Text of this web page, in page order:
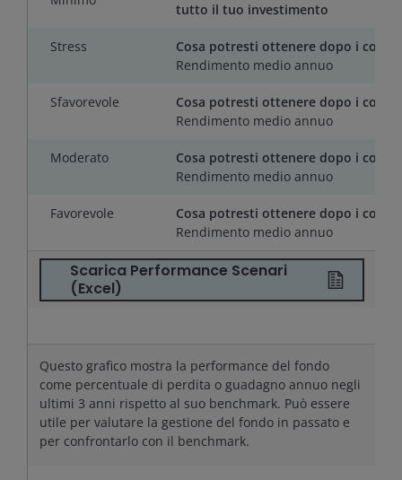
tutto il tuo investimento
Stress
Cosa potresti ottenere dopo i costi
Rendimento medio annuo
Sfavorevole
Cosa potresti ottenere dopo i costi
Rendimento medio annuo
Moderato
Cosa potresti ottenere dopo i costi
Rendimento medio annuo
Favorevole
Cosa potresti ottenere dopo i costi
Rendimento medio annuo
Scarica Performance Scenari
(Excel)
Questo grafico mostra la performance del fondo
come percentuale di perdita o guadagno annuo negli
ultimi 3 anni rispetto al suo benchmark. Può essere
utile per valutare la gestione del fondo in passato e
per confrontarlo con il benchmark.